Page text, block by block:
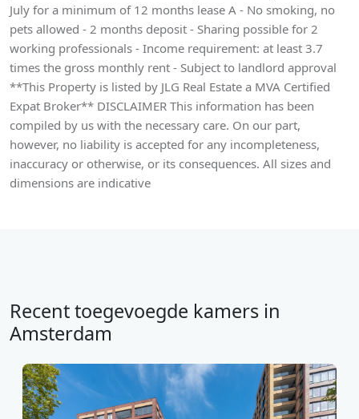
July for a minimum of 12 months lease A - No smoking, no
pets allowed - 2 months deposit - Sharing possible for 2
working professionals - Income requirement: at least 3.7
times the gross monthly rent - Subject to landlord approval
**This Property is listed by JLG Real Estate a MVA Certified
Expat Broker** DISCLAIMER This information has been
compiled by us with the necessary care. On our part,
however, no liability is accepted for any incompleteness,
inaccuracy or otherwise, or its consequences. All sizes and
dimensions are indicative
Recent toegevoegde kamers in
Amsterdam